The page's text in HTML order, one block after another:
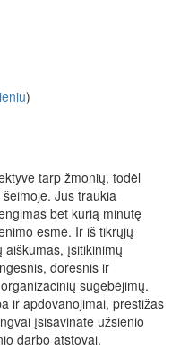
)
tarp žmonių, todėl
Jus traukia
bet kurią minutę
esmė. Ir iš tikrųjų
įsitikinimų
doresnis ir
sugebėjimų.
ir apdovanojimai, prestižas
įsisavinate užsienio
darbo atstovai.